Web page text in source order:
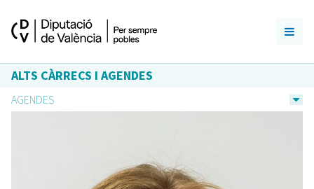
ALTS CÀRRECS I AGENDES
AGENDES